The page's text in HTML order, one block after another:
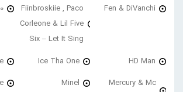
Fen & DiVanchi
Fiinbroskiie , Paco
Corleone & Lil Five
Six – Let It Sing
HD Man
Ice Tha One
Mercury & Mc
Minel